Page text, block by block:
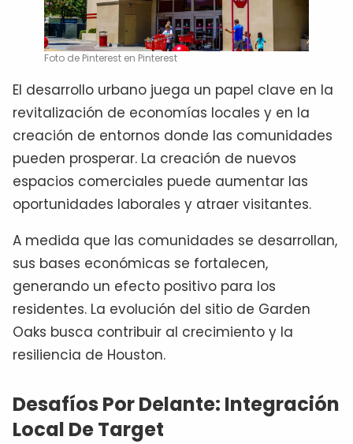
Foto de Pinterest en Pinterest
El desarrollo urbano juega un papel clave en la
revitalización de economías locales y en la
creación de entornos donde las comunidades
pueden prosperar. La creación de nuevos
espacios comerciales puede aumentar las
oportunidades laborales y atraer visitantes.
A medida que las comunidades se desarrollan,
sus bases económicas se fortalecen,
generando un efecto positivo para los
residentes. La evolución del sitio de Garden
Oaks busca contribuir al crecimiento y la
resiliencia de Houston.
Desafíos Por Delante: Integración
Local De Target